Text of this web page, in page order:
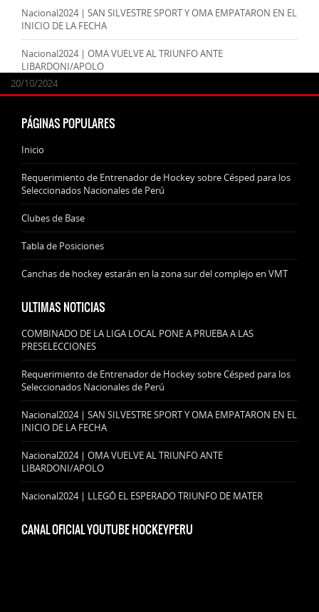
24/09/2025
07/11/2024
Nacional2024 | SAN SILVESTRE SPORT Y OMA EMPATARON EN EL
INICIO DE LA FECHA
20/10/2024
Nacional2024 | OMA VUELVE AL TRIUNFO ANTE
LIBARDONI/APOLO
20/10/2024
PÁGINAS POPULARES
Inicio
Requerimiento de Entrenador de Hockey sobre Césped para los
Seleccionados Nacionales de Perú
Clubes de Base
Tabla de Posiciones
Canchas de hockey estarán en la zona sur del complejo en VMT
ULTIMAS NOTICIAS
COMBINADO DE LA LIGA LOCAL PONE A PRUEBA A LAS
PRESELECCIONES
Requerimiento de Entrenador de Hockey sobre Césped para los
Seleccionados Nacionales de Perú
Nacional2024 | SAN SILVESTRE SPORT Y OMA EMPATARON EN EL
INICIO DE LA FECHA
Nacional2024 | OMA VUELVE AL TRIUNFO ANTE
LIBARDONI/APOLO
Nacional2024 | LLEGÓ EL ESPERADO TRIUNFO DE MATER
CANAL OFICIAL YOUTUBE HOCKEYPERU